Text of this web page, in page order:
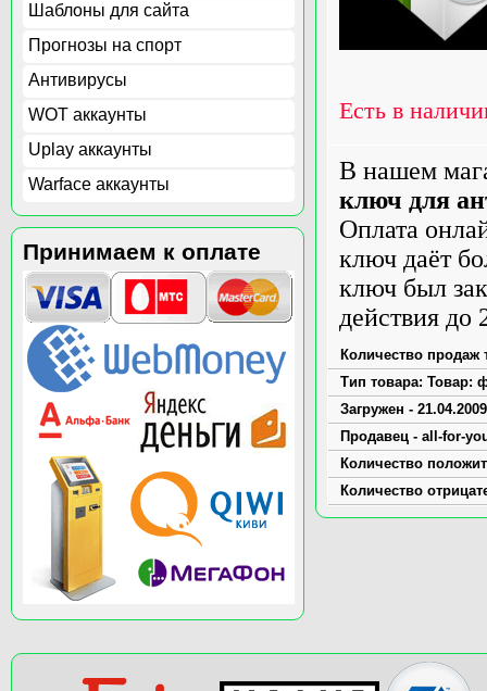
Шаблоны для сайта
Прогнозы на спорт
Антивирусы
WOT аккаунты
Uplay аккаунты
Warface аккаунты
Принимаем к оплате
Есть в
В нашем
ключ для
Оплата
ключ даёт
ключ был
действия до
Количество продаж
Тип товара: Товар:
Загружен -
Продавец - all-for-
Количество
Количество